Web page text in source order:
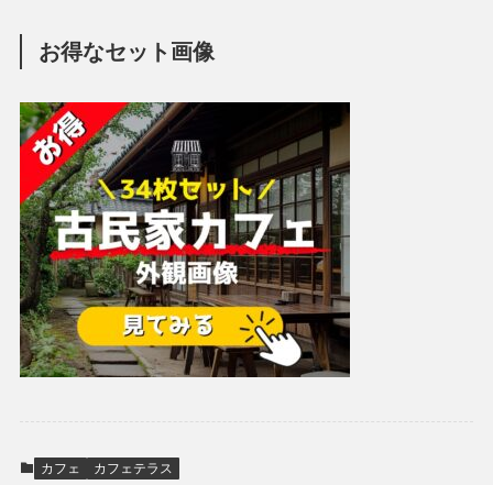
お得なセット画像
カフェ カフェテラス